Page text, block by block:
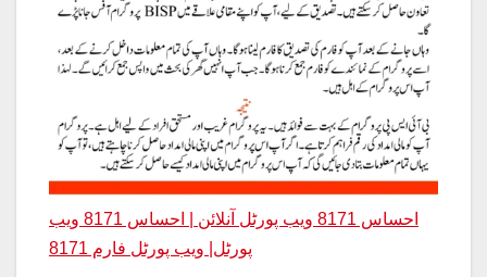
احساس 8171 ویب پورٹل آنلائن | احساس 8171 ویب
پورٹل| ویب پورٹل فارم 8171